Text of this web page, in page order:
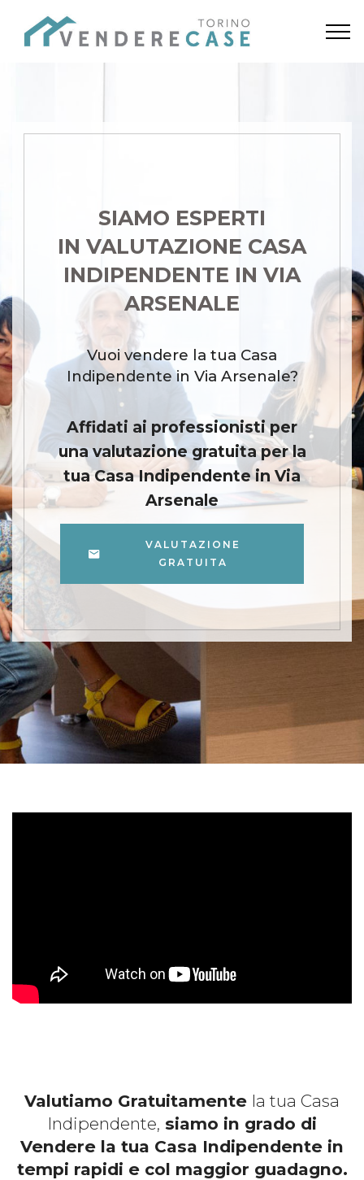
SIAMO ESPERTI
IN VALUTAZIONE CASA
INDIPENDENTE IN VIA
ARSENALE
Vuoi vendere la tua Casa
Indipendente in Via Arsenale?
Affidati ai professionisti per
una valutazione gratuita per la
tua Casa Indipendente in Via
Arsenale
VALUTAZIONE
GRATUITA
Valutiamo Gratuitamente la tua Casa
Indipendente, siamo in grado di
Vendere la tua Casa Indipendente in
tempi rapidi e col maggior guadagno.